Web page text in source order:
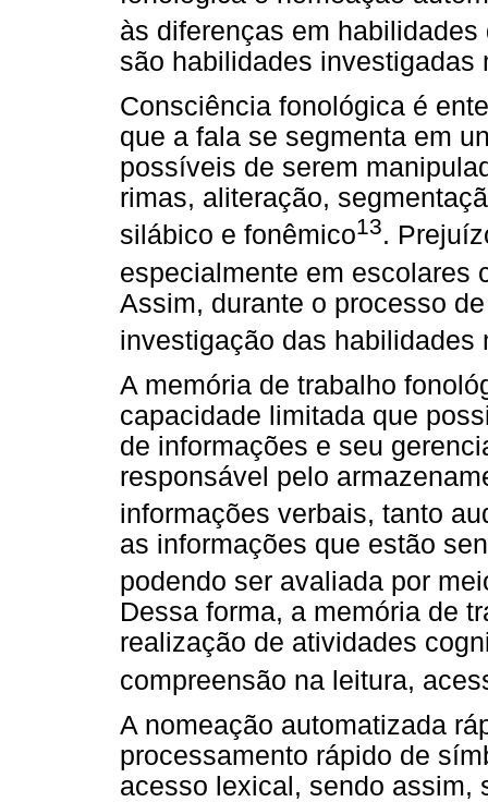
às diferenças em habilidades
são habilidades investigadas
Consciência fonológica é
que a fala se segmenta em
possíveis de serem
rimas, aliteração,
silábico e fonêmico13.
especialmente em escolares
Assim, durante o processo
investigação das habilidades
A memória de trabalho
capacidade limitada que
de informações e seu
responsável pelo
informações verbais, tanto
as informações que estão
podendo ser avaliada por
Dessa forma, a memória de
realização de atividades
compreensão na leitura,
A nomeação automatizada
processamento rápido de
acesso lexical, sendo assim,